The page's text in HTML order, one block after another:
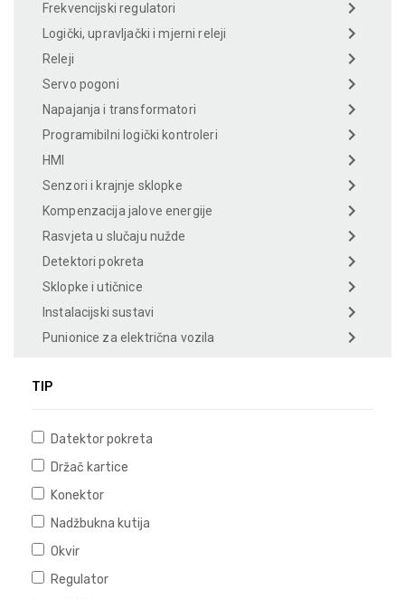
Frekvencijski regulatori
Logički, upravljački i mjerni releji
Releji
Servo pogoni
Napajanja i transformatori
Programibilni logički kontroleri
HMI
Senzori i krajnje sklopke
Kompenzacija jalove energije
Rasvjeta u slučaju nužde
Detektori pokreta
Sklopke i utičnice
Instalacijski sustavi
Punionice za električna vozila
TIP
Datektor pokreta
Držač kartice
Konektor
Nadžbukna kutija
Okvir
Regulator